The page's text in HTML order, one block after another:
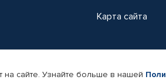
Карта сайта
товаров Автопрофи.
сайте. Узнайте больше в нашей